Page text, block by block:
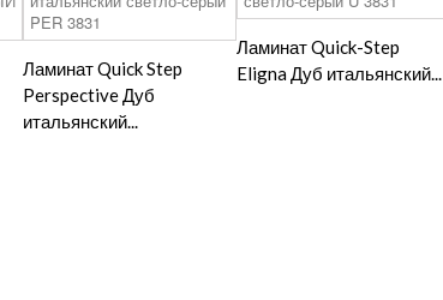
Ламинат Quick Step
Perspective Дуб
итальянский...
Ламинат Quick-Step
Eligna Дуб итальянский...